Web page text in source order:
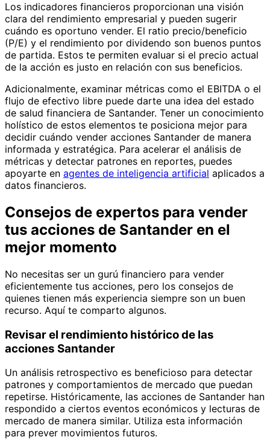
Los indicadores financieros proporcionan una visión
clara del rendimiento empresarial y pueden sugerir
cuándo es oportuno vender. El ratio precio/beneficio
(P/E) y el rendimiento por dividendo son buenos puntos
de partida. Estos te permiten evaluar si el precio actual
de la acción es justo en relación con sus beneficios.
Adicionalmente, examinar métricas como el EBITDA o el
flujo de efectivo libre puede darte una idea del estado
de salud financiera de Santander. Tener un conocimiento
holístico de estos elementos te posiciona mejor para
decidir cuándo vender acciones Santander de manera
informada y estratégica. Para acelerar el análisis de
métricas y detectar patrones en reportes, puedes
apoyarte en agentes de inteligencia artificial aplicados a
datos financieros.
Consejos de expertos para vender
tus acciones de Santander en el
mejor momento
No necesitas ser un gurú financiero para vender
eficientemente tus acciones, pero los consejos de
quienes tienen más experiencia siempre son un buen
recurso. Aquí te comparto algunos.
Revisar el rendimiento histórico de las
acciones Santander
Un análisis retrospectivo es beneficioso para detectar
patrones y comportamientos de mercado que puedan
repetirse. Históricamente, las acciones de Santander han
respondido a ciertos eventos económicos y lecturas de
mercado de manera similar. Utiliza esta información
para prever movimientos futuros.